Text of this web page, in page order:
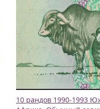
10 рандов 1990-1993